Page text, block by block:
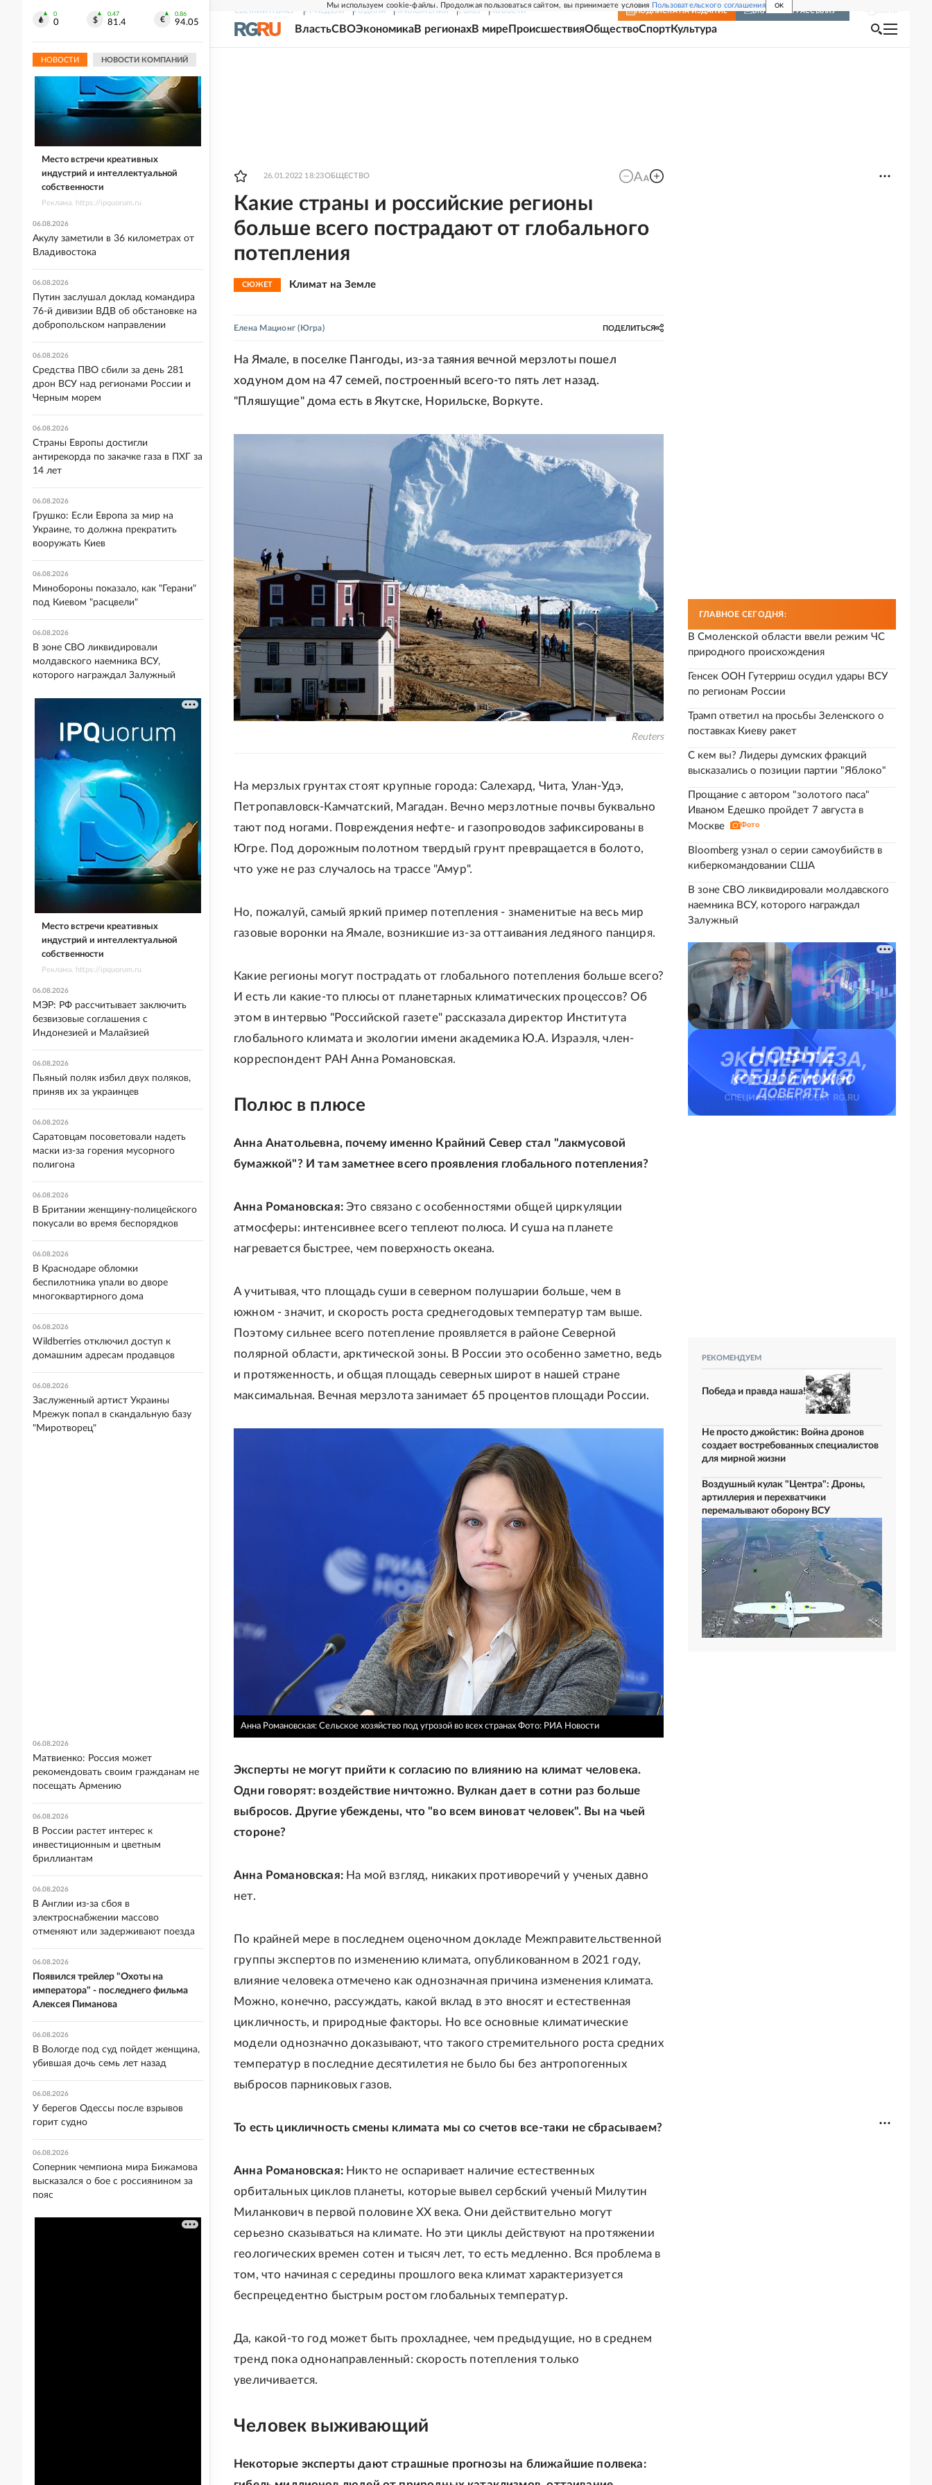
Мы используем cookie-файлы. Продолжая пользоваться сайтом, вы принимаете условия Пользовательского соглашения OK
СВЕЖИЙ НОМЕР РГ-НЕДЕЛЯ РОДИНА ПРИЛОЖЕНИЯ СОЮЗ НОВОСТИ ПОДПИСКА НА ИЗДАНИЕ ВКЛЮЧИТЬ РАССЫЛКУ
ВластьСВОЭкономикаВ регионахВ мире ПроисшествияОбществоСпортКультура
26.01.2022 18:23ОБЩЕСТВО
Какие страны и российские регионы
больше всего пострадают от глобального
потепления
СЮЖЕТ Климат на Земле
Елена Мационг (Югра) ПОДЕЛИТЬСЯ
На Ямале, в поселке Пангоды, из-за таяния вечной мерзлоты пошел
ходуном дом на 47 семей, построенный всего-то пять лет назад.
"Пляшущие" дома есть в Якутске, Норильске, Воркуте.
Reuters
На мерзлых грунтах стоят крупные города: Салехард, Чита, Улан-Удэ,
Петропавловск-Камчатский, Магадан. Вечно мерзлотные почвы буквально
тают под ногами. Повреждения нефте- и газопроводов зафиксированы в
Югре. Под дорожным полотном твердый грунт превращается в болото,
что уже не раз случалось на трассе "Амур".
Но, пожалуй, самый яркий пример потепления - знаменитые на весь мир
газовые воронки на Ямале, возникшие из-за оттаивания ледяного панциря.
Какие регионы могут пострадать от глобального потепления больше всего?
И есть ли какие-то плюсы от планетарных климатических процессов? Об
этом в интервью "Российской газете" рассказала директор Института
глобального климата и экологии имени академика Ю.А. Израэля, член-
корреспондент РАН Анна Романовская.
Полюс в плюсе
Анна Анатольевна, почему именно Крайний Север стал "лакмусовой
бумажкой"? И там заметнее всего проявления глобального потепления?
Анна Романовская:Это связано с особенностями общей циркуляции
атмосферы: интенсивнее всего теплеют полюса. И суша на планете
нагревается быстрее, чем поверхность океана.
А учитывая, что площадь суши в северном полушарии больше, чем в
южном - значит, и скорость роста среднегодовых температур там выше.
Поэтому сильнее всего потепление проявляется в районе Северной
полярной области, арктической зоны. В России это особенно заметно, ведь
и протяженность, и общая площадь северных широт в нашей стране
максимальная. Вечная мерзлота занимает 65 процентов площади России.
Анна Романовская: Сельское хозяйство под угрозой во всех странах Фото: РИА Новости
Эксперты не могут прийти к согласию по влиянию на климат человека.
Одни говорят: воздействие ничтожно. Вулкан дает в сотни раз больше
выбросов. Другие убеждены, что "во всем виноват человек". Вы на чьей
стороне?
Анна Романовская:На мой взгляд, никаких противоречий у ученых давно
нет.
По крайней мере в последнем оценочном докладе Межправительственной
группы экспертов по изменению климата, опубликованном в 2021 году,
влияние человека отмечено как однозначная причина изменения климата.
Можно, конечно, рассуждать, какой вклад в это вносят и естественная
цикличность, и природные факторы. Но все основные климатические
модели однозначно доказывают, что такого стремительного роста средних
температур в последние десятилетия не было бы без антропогенных
выбросов парниковых газов.
То есть цикличность смены климата мы со счетов все-таки не сбрасываем?
Анна Романовская:Никто не оспаривает наличие естественных
орбитальных циклов планеты, которые вывел сербский ученый Милутин
Миланкович в первой половине XX века. Они действительно могут
серьезно сказываться на климате. Но эти циклы действуют на протяжении
геологических времен сотен и тысяч лет, то есть медленно. Вся проблема в
том, что начиная с середины прошлого века климат характеризуется
беспрецедентно быстрым ростом глобальных температур.
Да, какой-то год может быть прохладнее, чем предыдущие, но в среднем
тренд пока однонаправленный: скорость потепления только
увеличивается.
Человек выживающий
Некоторые эксперты дают страшные прогнозы на ближайшие полвека:
ГЛАВНОЕ СЕГОДНЯ:
В Смоленской области ввели режим ЧС
природного происхождения
Генсек ООН Гутерриш осудил удары ВСУ
по регионам России
Трамп ответил на просьбы Зеленского о
поставках Киеву ракет
С кем вы? Лидеры думских фракций
высказались о позиции партии "Яблоко"
Прощание с автором "золотого паса"
Иваном Едешко пройдет 7 августа в
Москве
Фото
Bloomberg узнал о серии самоубийств в
киберкомандовании США
В зоне СВО ликвидировали молдавского
наемника ВСУ, которого награждал
Залужный
РЕКОМЕНДУЕМ
Победа и правда наша!
Не просто джойстик: Война дронов
создает востребованных специалистов
для мирной жизни
Воздушный кулак "Центра": Дроны,
артиллерия и перехватчики
перемалывают оборону ВСУ
0
0
0.47
81.4
0.86
94.05
НОВОСТИ НОВОСТИ КОМПАНИЙ
Место встречи креативных
индустрий и интеллектуальной
собственности
Реклама. https://ipquorum.ru
06.08.2026
Акулу заметили в 36 километрах от
Владивостока
06.08.2026
Путин заслушал доклад командира
76-й дивизии ВДВ об обстановке на
добропольском направлении
06.08.2026
Средства ПВО сбили за день 281
дрон ВСУ над регионами России и
Черным морем
06.08.2026
Страны Европы достигли
антирекорда по закачке газа в ПХГ за
14 лет
06.08.2026
Грушко: Если Европа за мир на
Украине, то должна прекратить
вооружать Киев
06.08.2026
Минобороны показало, как "Герани"
под Киевом "расцвели"
06.08.2026
В зоне СВО ликвидировали
молдавского наемника ВСУ,
которого награждал Залужный
Место встречи креативных
индустрий и интеллектуальной
собственности
Реклама. https://ipquorum.ru
06.08.2026
МЭР: РФ рассчитывает заключить
безвизовые соглашения с
Индонезией и Малайзией
06.08.2026
Пьяный поляк избил двух поляков,
приняв их за украинцев
06.08.2026
Саратовцам посоветовали надеть
маски из-за горения мусорного
полигона
06.08.2026
В Британии женщину-полицейского
покусали во время беспорядков
06.08.2026
В Краснодаре обломки
беспилотника упали во дворе
многоквартирного дома
06.08.2026
Wildberries отключил доступ к
домашним адресам продавцов
06.08.2026
Заслуженный артист Украины
Мрежук попал в скандальную базу
"Миротворец"
06.08.2026
Матвиенко: Россия может
рекомендовать своим гражданам не
посещать Армению
06.08.2026
В России растет интерес к
инвестиционным и цветным
бриллиантам
06.08.2026
В Англии из-за сбоя в
электроснабжении массово
отменяют или задерживают поезда
06.08.2026
Появился трейлер "Охоты на
императора" - последнего фильма
Алексея Пиманова
06.08.2026
В Вологде под суд пойдет женщина,
убившая дочь семь лет назад
06.08.2026
У берегов Одессы после взрывов
горит судно
06.08.2026
Соперник чемпиона мира Бижамова
высказался о бое с россиянином за
пояс